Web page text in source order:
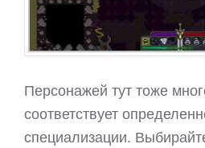
Персонажей тут тоже
соответствует
специализации.